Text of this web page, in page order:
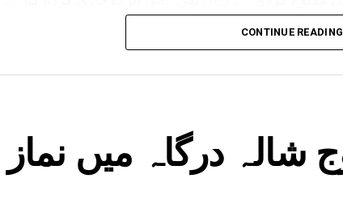
مدھیہ پردیش میں بھی بارش کا الرٹ جاری کیا گیا ہے۔ وہاں کے 17 اضلع متاثر ہیں۔ یوپی ،
الرٹ ہے۔
CONTINUE READING
شالہ درگاہ میں نماز